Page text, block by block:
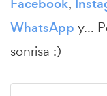
Facebook
WhatsApp y...
sonrisa :)